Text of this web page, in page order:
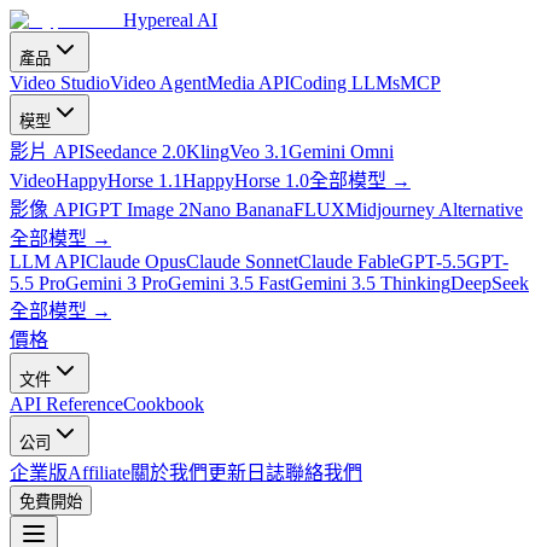
Hypereal AI
產品
Video StudioVideo AgentMedia APICoding LLMsMCP
模型
影片 APISeedance 2.0KlingVeo 3.1Gemini Omni
VideoHappyHorse 1.1HappyHorse 1.0全部模型 →
影像 APIGPT Image 2Nano BananaFLUXMidjourney Alternative
全部模型 →
LLM APIClaude OpusClaude SonnetClaude FableGPT-5.5GPT-
5.5 ProGemini 3 ProGemini 3.5 FastGemini 3.5 ThinkingDeepSeek
全部模型 →
價格
文件
API ReferenceCookbook
公司
企業版Affiliate關於我們 更新日誌聯絡我們
免費開始